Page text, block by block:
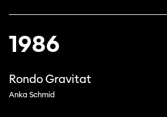
1986
Rondo Gravitat
Anka Schmid